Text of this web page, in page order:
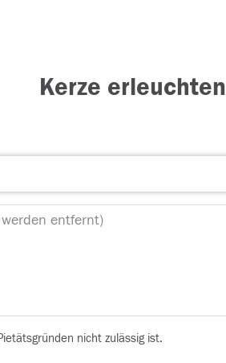
Kerze erleuchten
nicht zulässig ist.